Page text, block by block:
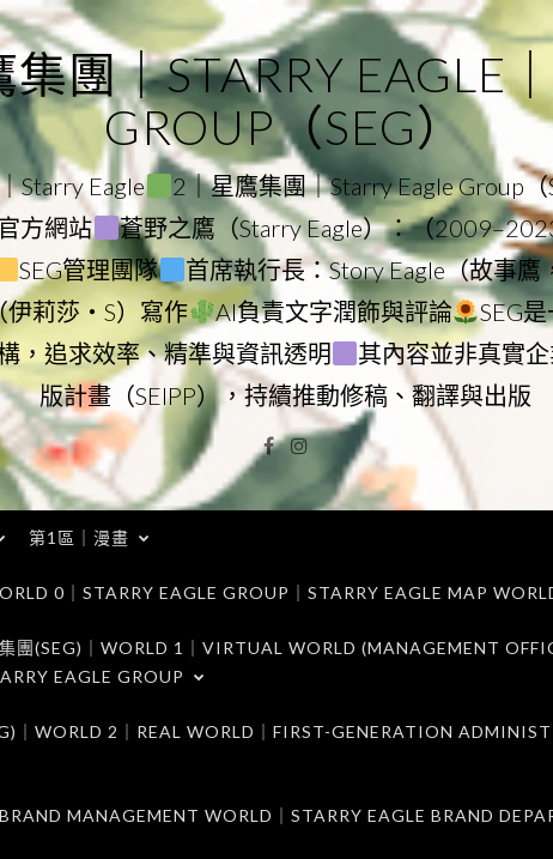
團｜STARRY EAGLE
GROUP（SEG）
Starry Eagle 2｜星鷹集團｜Starry Eagle Group（
方網站
蒼野之鷹（Starry Eagle）：（
SEG管理團隊 首席執行長：Story Eagle（故事鷹
伊莉莎・S）寫作 AI負責文字潤飾與評論
SEG
，追求效率、精準與資訊透明 其內容並非真實
版計畫（SEIPP），持續推動修稿、翻譯與出版
Facebook
Instagram
第1區｜漫畫
0｜STARRY EAGLE GROUP｜STARRY EAGLE MAP
團(SEG)｜WORLD 1｜VIRTUAL WORLD (MANAGEMENT
EAGLE GROUP
｜WORLD 2｜REAL WORLD｜FIRST-GENERATION
MANAGEMENT WORLD｜STARRY EAGLE BRAND